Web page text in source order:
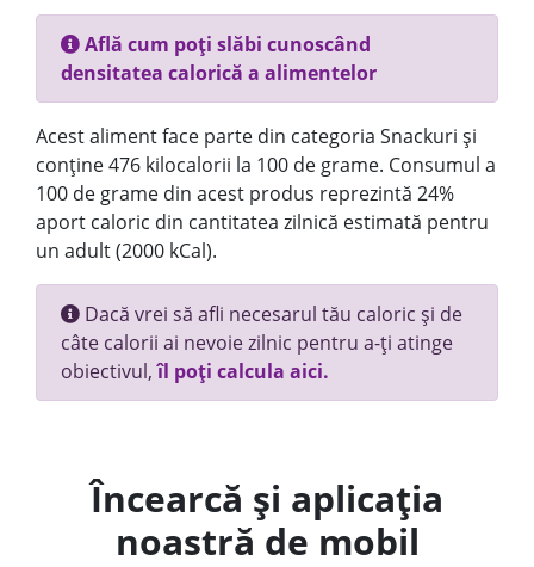
Află cum poți slăbi cunoscând
densitatea calorică a alimentelor
Acest aliment face parte din categoria Snackuri și
conține 476 kilocalorii la 100 de grame. Consumul a
100 de grame din acest produs reprezintă 24%
aport caloric din cantitatea zilnică estimată pentru
un adult (2000 kCal).
Dacă vrei să afli necesarul tău caloric și de
câte calorii ai nevoie zilnic pentru a-ți atinge
obiectivul,îl poți calcula aici.
Încearcă și aplicația
noastră de mobil